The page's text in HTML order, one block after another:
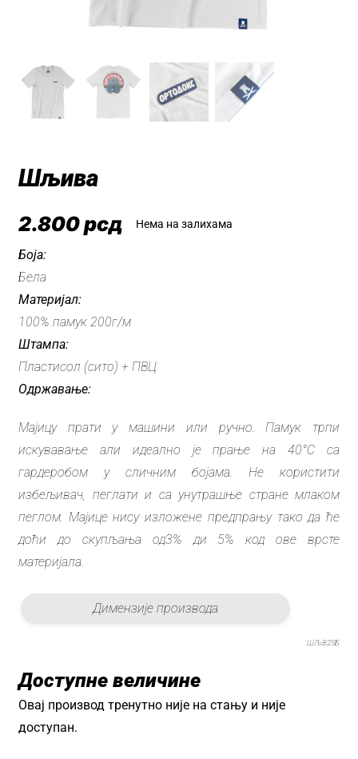
Шљива
2.800рсд Нема на залихама
Боја:
Бела
Материјал:
100% памук 200г/м
Штампа:
Пластисол (сито) + ПВЦ
Одржавање:
Мајицу прати у машини или ручно. Памук трпи
искувавање али идеално је прање на 40°C са
гардеробом у сличним бојама. Не користити
избељивач, пеглати и са унутрашње стране млаком
пеглом. Мајице нису изложене предпрању тако да ће
доћи до скупљања од3% ди 5% код ове врсте
материјала.
Димензије производа
ШЉВ25Б
Доступне величине
Овај производ тренутно није на стању и није
доступан.